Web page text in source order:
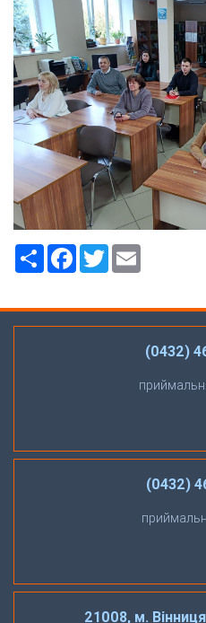
РесурсFacebook
Twitter
(0432)
(0432)
21008, м.